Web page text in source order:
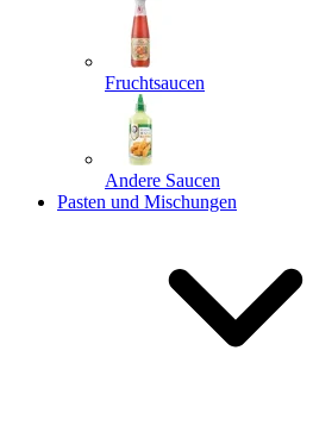
Fruchtsaucen
Andere Saucen
Pasten und Mischungen